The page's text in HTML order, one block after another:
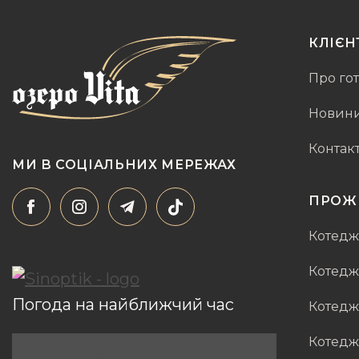
МИ В СОЦІАЛЬНИХ МЕРЕЖАХ
Погода на найближчий час
Про
Новини
Котедж